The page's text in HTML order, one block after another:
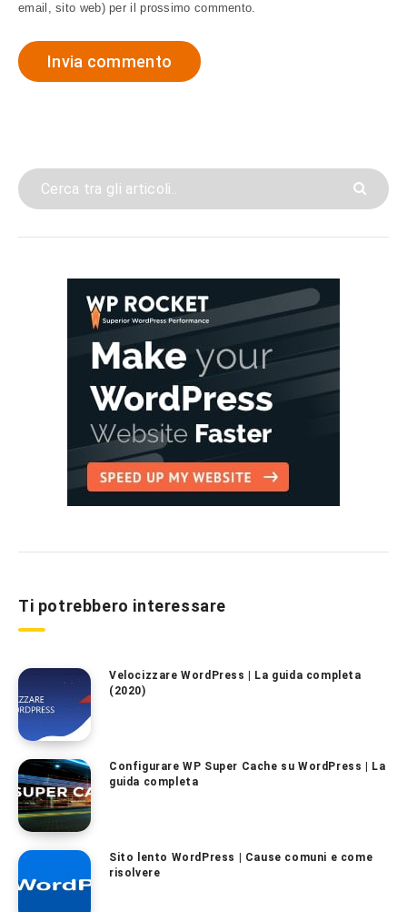
email, sito web) per il prossimo commento.
Ti potrebbero interessare
Velocizzare WordPress | La guida completa
(2020)
Configurare WP Super Cache su WordPress | La
guida completa
Sito lento WordPress | Cause comuni e come
risolvere